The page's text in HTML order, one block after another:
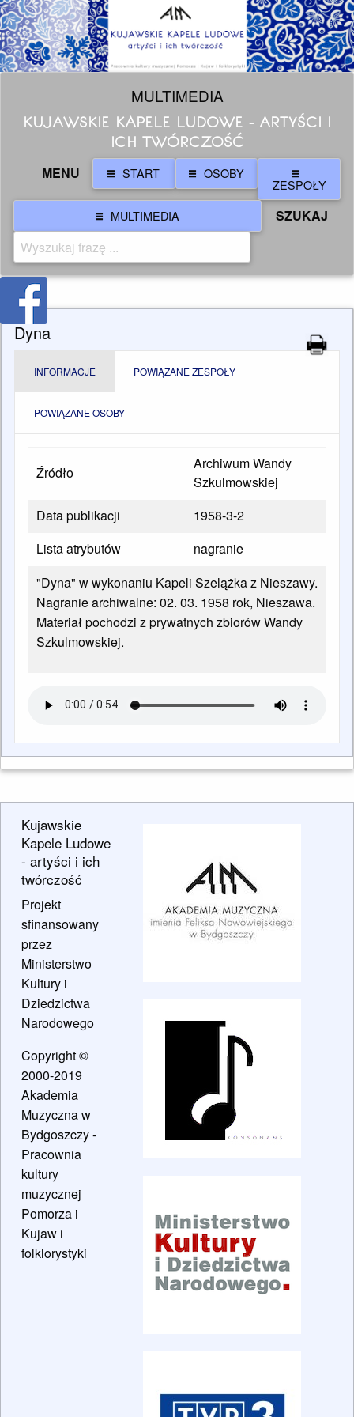
MULTIMEDIA
KUJAWSKIE KAPELE LUDOWE - ARTYŚCI I
ICH TWÓRCZOŚĆ
MENU START OSOBY
ZESPOŁY
MULTIMEDIA
SZUKAJ
Dyna
INFORMACJE POWIĄZANE ZESPOŁY
POWIĄZANE OSOBY
Źródło
Archiwum Wandy
Szkulmowskiej
Data publikacji
1958-3-2
Lista atrybutów
nagranie
"Dyna" w wykonaniu Kapeli Szelążka z Nieszawy.
Nagranie archiwalne: 02. 03. 1958 rok, Nieszawa.
Materiał pochodzi z prywatnych zbiorów Wandy
Szkulmowskiej.
Kujawskie
Kapele Ludowe
- artyści i ich
twórczość
Projekt
sfinansowany
przez
Ministerstwo
Kultury i
Dziedzictwa
Narodowego
Copyright ©
2000-2019
Akademia
Muzyczna w
Bydgoszczy -
Pracownia
kultury
muzycznej
Pomorza i
Kujaw i
folklorystyki